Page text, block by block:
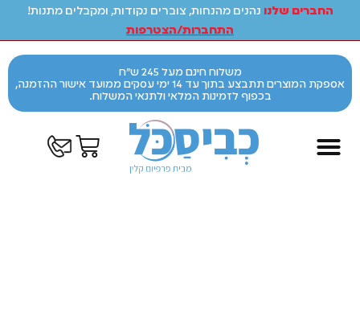
החברים שלנו נהנים מהנחות, צוברים נקודות, ומקבלים מתנות!
התחברות/הצטרפות
משלוח חינם מעל 245 ש"ח
אספקת המוצרים תתבצע בתוך עד 14 ימי עסקים ממועד אישור ההזמנה,
בכפוף לזמינות המלאי ולתנאי המשלוח.